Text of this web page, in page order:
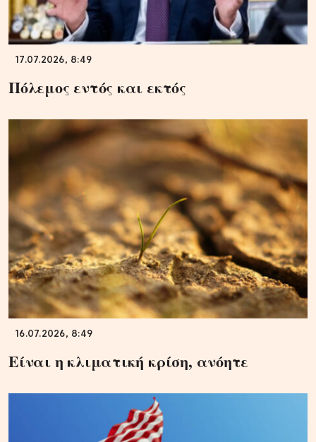
17.07.2026, 8:49
Πόλεμος εντός και εκτός
16.07.2026, 8:49
Είναι η κλιματική κρίση, ανόητε